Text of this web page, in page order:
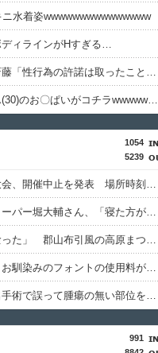
ニ水着姿wwwwwwwwwwwwwww
ディラインがHすぎる…
【悲報】ジャンポケ斎藤「性行為の許諾は取ったことありません」
【画像】村重杏奈さん(30)のお〇ぱいがコチラwwwwwwwwwwww
1054
5239
琵琶湖三市同時花火大会、開催中止を発表 場所時刻不明・許可なし・交通整理なし・市が関与否定
【悲報】ショートスリーパー堀大輔さん、「寝た方がいい」などと誹謗中傷され配信中に泣き出してしまう
シカ「ヒマワリ全部喰った」 郡山布引風の高原まつり中止
【悲報】太鼓の達人、お馴染みのフォントの使用料が年間6万から年間320万になったので変更に
京大病院、脳腫瘍摘出手術で誤って腫瘍の無い部位を摘出 脳幹など損傷受け植物状態に
991